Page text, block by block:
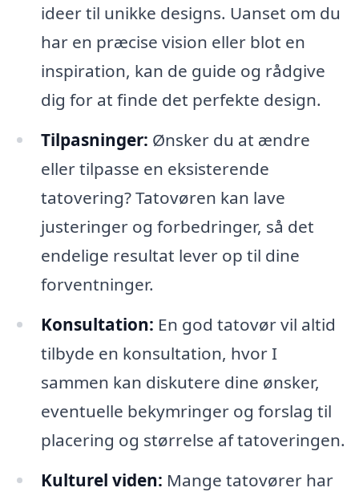
ideer til unikke designs. Uanset om du
har en præcise vision eller blot en
inspiration, kan de guide og rådgive
dig for at finde det perfekte design.
Tilpasninger: Ønsker du at ændre
eller tilpasse en eksisterende
tatovering? Tatovøren kan lave
justeringer og forbedringer, så det
endelige resultat lever op til dine
forventninger.
Konsultation: En god tatovør vil altid
tilbyde en konsultation, hvor I
sammen kan diskutere dine ønsker,
eventuelle bekymringer og forslag til
placering og størrelse af tatoveringen.
Kulturel viden: Mange tatovører har